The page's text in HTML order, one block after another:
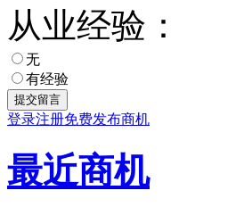
从业经验：
无
有经验
登录注册免费发布商机
最近商机